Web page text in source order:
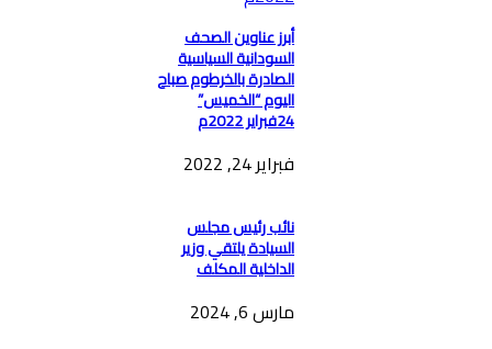
أبرز عناوين الصحف
السودانية السياسية
الصادرة بالخرطوم صباح
اليوم “الخميس”
24فبراير 2022م
فبراير 24, 2022
نائب رئيس مجلس
السيادة يلتقي وزير
الداخلية المكلف
مارس 6, 2024